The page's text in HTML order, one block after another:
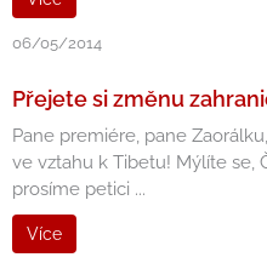
06/05/2014
Přejete si změnu
Pane premiére, pane
ve vztahu k Tibetu! Mýlíte se,
prosíme petici ...
Více